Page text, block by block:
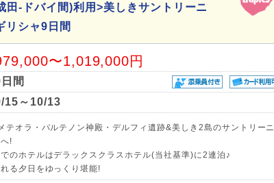
-ドバイ間)利用>美しきサントリーニ
リシャ9日間
〜1,019,000円
間
15～10/13
テオラ・パルテノン神殿・デルフィ遺跡&美しき2島のサントリーニ
!
のホテルはデラックスクラスホテル(当社基準)に2連泊♪
る夕日をゆっくり堪能!